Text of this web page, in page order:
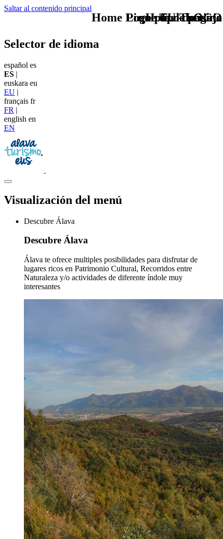
Saltar al contenido principal
TU - LOGO
Selector de idioma
español es
ES |
euskara eu
EU |
français fr
FR |
english en
EN
Visualización del menú
Descubre Álava
Descubre Álava
Álava te ofrece multiples posibilidades para disfrutar de
lugares ricos en Patrimonio Cultural, Recorridos entre
Naturaleza y/o actividades de diferente índole muy
interesantes
que tipo de viaje
Home Logo pie de página
Pie Home Turismo